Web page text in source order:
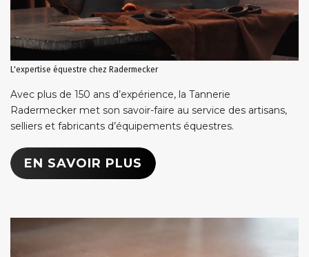
L'expertise équestre chez Radermecker
Avec plus de 150 ans d’expérience, la Tannerie
Radermecker met son savoir-faire au service des artisans,
selliers et fabricants d’équipements équestres.
EN SAVOIR PLUS